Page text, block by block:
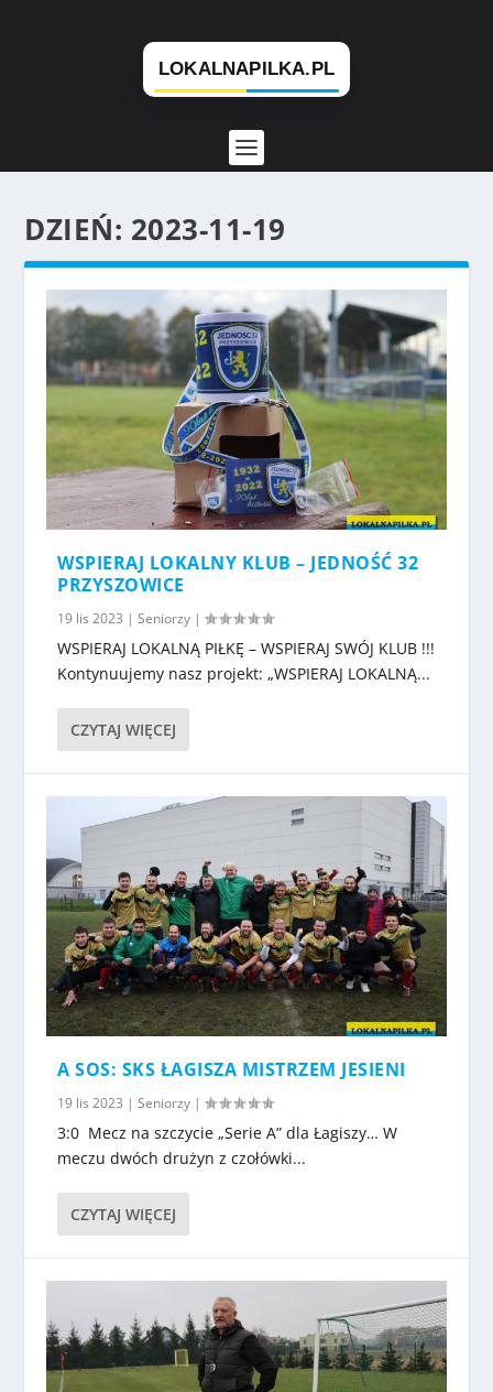
DZIEŃ: 2023-11-19
WSPIERAJ LOKALNY KLUB – JEDNOŚĆ 32
PRZYSZOWICE
19 lis 2023 |Seniorzy |
WSPIERAJ LOKALNĄ PIŁKĘ – WSPIERAJ SWÓJ KLUB !!!
Kontynuujemy nasz projekt: „WSPIERAJ LOKALNĄ...
CZYTAJ WIĘCEJ
A SOS: SKS ŁAGISZA MISTRZEM JESIENI
19 lis 2023 |Seniorzy |
3:0 Mecz na szczycie „Serie A” dla Łagiszy… W
meczu dwóch drużyn z czołówki...
CZYTAJ WIĘCEJ